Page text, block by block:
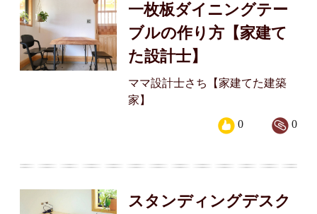
一枚板ダイニングテー
ブルの作り方【家建て
た設計士】
ママ設計士さち【家建てた建築
家】
0
0
スタンディングデスク